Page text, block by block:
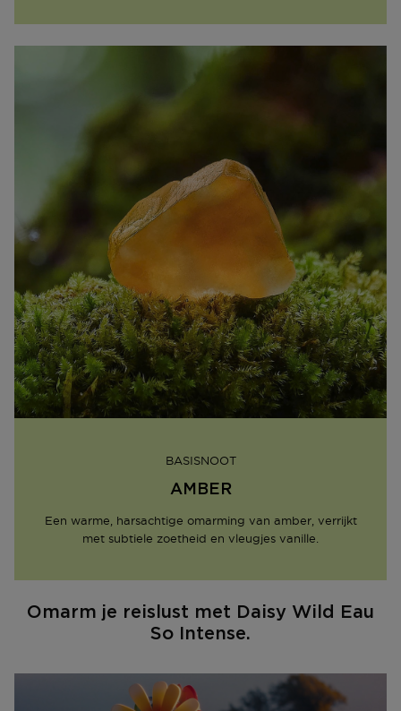
BASISNOOT
AMBER
Een warme, harsachtige omarming van amber, verrijkt
met subtiele zoetheid en vleugjes vanille.
Omarm je reislust met Daisy Wild Eau
So Intense.